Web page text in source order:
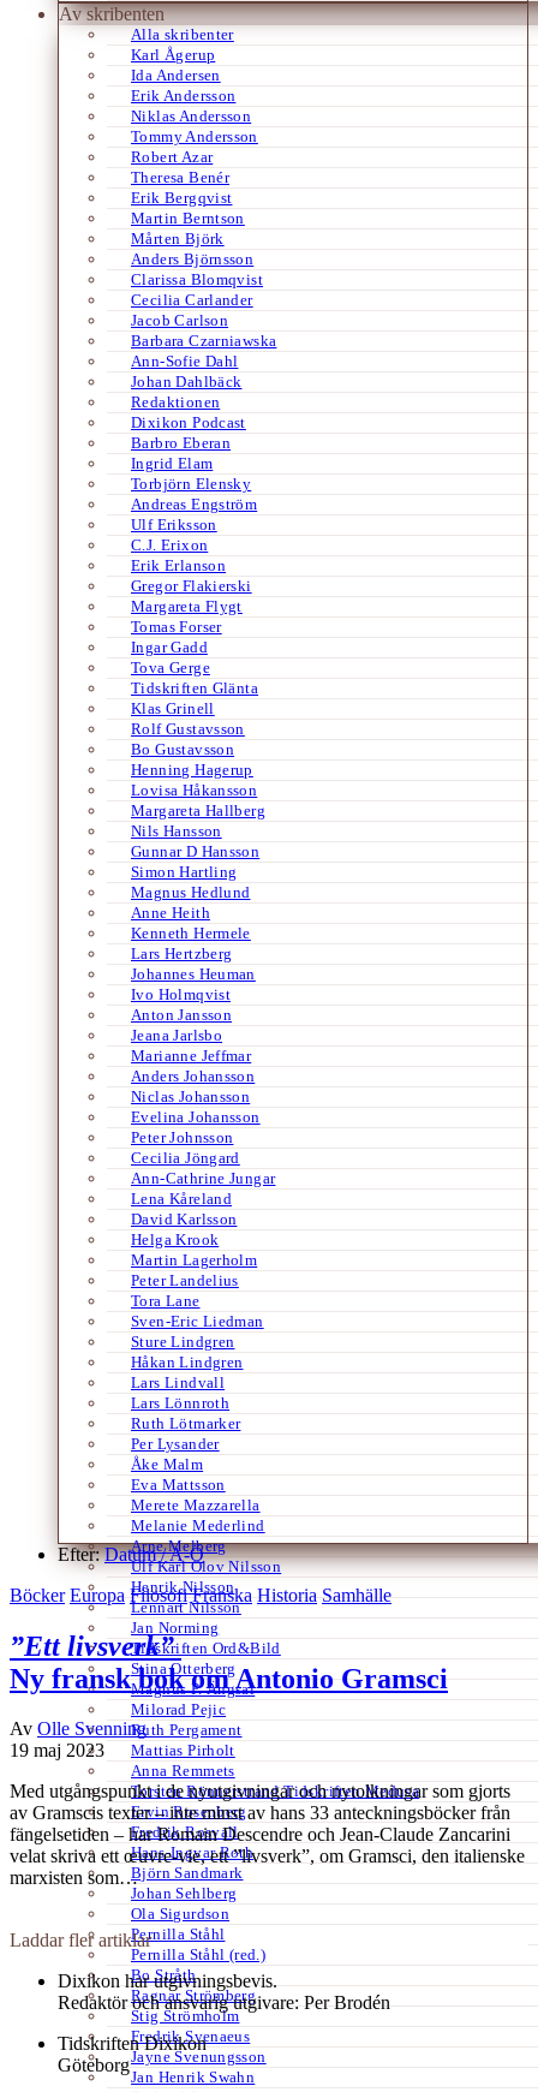
Av skribenten
Alla skribenter
Karl Ågerup
Ida Andersen
Erik Andersson
Niklas Andersson
Tommy Andersson
Robert Azar
Theresa Benér
Erik Bergqvist
Martin Berntson
Mårten Björk
Anders Björnsson
Clarissa Blomqvist
Cecilia Carlander
Jacob Carlson
Barbara Czarniawska
Ann-Sofie Dahl
Johan Dahlbäck
Redaktionen
Dixikon Podcast
Barbro Eberan
Ingrid Elam
Torbjörn Elensky
Andreas Engström
Ulf Eriksson
C.J. Erixon
Erik Erlanson
Gregor Flakierski
Margareta Flygt
Tomas Forser
Ingar Gadd
Tova Gerge
Tidskriften Glänta
Klas Grinell
Rolf Gustavsson
Bo Gustavsson
Henning Hagerup
Lovisa Håkansson
Margareta Hallberg
Nils Hansson
Gunnar D Hansson
Simon Hartling
Magnus Hedlund
Anne Heith
Kenneth Hermele
Lars Hertzberg
Johannes Heuman
Ivo Holmqvist
Anton Jansson
Jeana Jarlsbo
Marianne Jeffmar
Anders Johansson
Niclas Johansson
Evelina Johansson
Peter Johnsson
Cecilia Jöngard
Ann-Cathrine Jungar
Lena Kåreland
David Karlsson
Helga Krook
Martin Lagerholm
Peter Landelius
Tora Lane
Sven-Eric Liedman
Sture Lindgren
Håkan Lindgren
Lars Lindvall
Lars Lönnroth
Ruth Lötmarker
Per Lysander
Åke Malm
Eva Mattsson
Merete Mazzarella
Melanie Mederlind
Arne Melberg
Ulf Karl Olov Nilsson
Henrik Nilsson
Lennart Nilsson
Jan Norming
Tidskriften Ord&Bild
Stina Otterberg
Magnus P. Ängsal
Milorad Pejic
Ruth Pergament
Mattias Pirholt
Anna Remmets
Torsten Rönnerstrand Tidskriften Medusa
Ervin Rosenberg
Fredrik Rosvall
Hans-Ingvar Roth
Björn Sandmark
Johan Sehlberg
Ola Sigurdson
Pernilla Ståhl
Pernilla Ståhl (red.)
Bo Stråth
Ragnar Strömberg
Stig Strömholm
Fredrik Svenaeus
Jayne Svenungsson
Jan Henrik Swahn
Efter:Datum /A-Ö
Böcker Europa Filosofi Franska Historia Samhälle
”Ett livsverk”
Ny fransk bok om Antonio Gramsci
Av Olle Svenning
19 maj 2023
Med utgångspunkt i de nyutgivningar och nytolkningar som gjorts
av Gramscis texter – inte minst av hans 33 anteckningsböcker från
fängelsetiden – har Romain Descendre och Jean-Claude Zancarini
velat skriva ett œuvre-vie, ett ”livsverk”, om Gramsci, den italienske
marxisten som…
Laddar fler artiklar
Dixikon har utgivningsbevis.
Redaktör och ansvarig utgivare: Per Brodén
Tidskriften Dixikon
Göteborg